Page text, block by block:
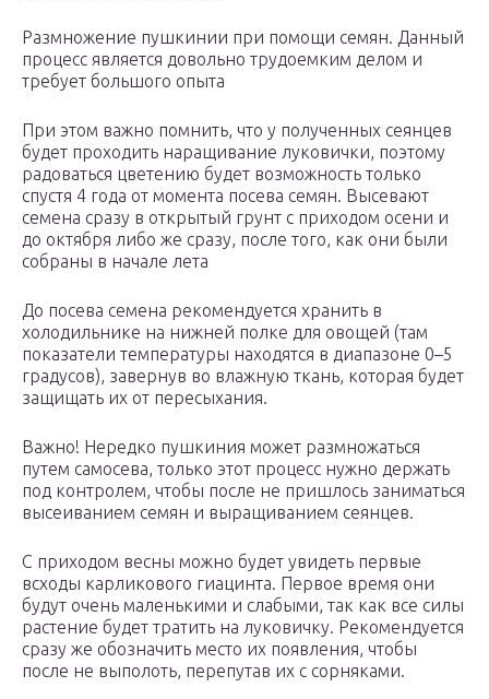
Размножение пушкинии при помощи семян. Данный
процесс является довольно трудоемким делом и
требует большого опыта
При этом важно помнить, что у полученных сеянцев
будет проходить наращивание луковички, поэтому
радоваться цветению будет возможность только
спустя 4 года от момента посева семян. Высевают
семена сразу в открытый грунт с приходом осени и
до октября либо же сразу, после того, как они были
собраны в начале лета
До посева семена рекомендуется хранить в
холодильнике на нижней полке для овощей (там
показатели температуры находятся в диапазоне 0–5
градусов), завернув во влажную ткань, которая будет
защищать их от пересыхания.
Важно! Нередко пушкиния может размножаться
путем самосева, только этот процесс нужно держать
под контролем, чтобы после не пришлось заниматься
высеиванием семян и выращиванием сеянцев.
С приходом весны можно будет увидеть первые
всходы карликового гиацинта. Первое время они
будут очень маленькими и слабыми, так как все силы
растение будет тратить на луковичку. Рекомендуется
сразу же обозначить место их появления, чтобы
после не выполоть, перепутав их с сорняками.